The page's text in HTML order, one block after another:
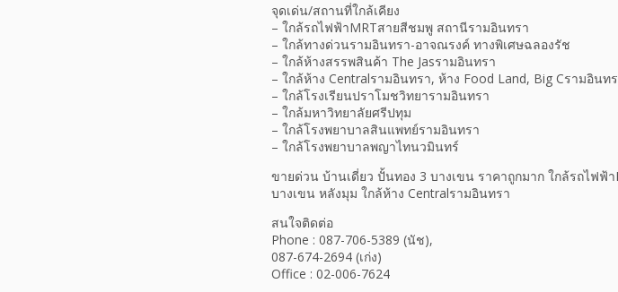
จุดเด่น/สถานที่ใกล้เคียง
– ใกล้รถไฟฟ้าMRTสายสีชมพู สถานีรามอินทรา
– ใกล้ทางด่วนรามอินทรา-อาจณรงค์ ทางพิเศษฉลองรัช
– ใกล้ห้างสรรพสินค้า The Jasรามอินทรา
– ใกล้ห้าง Centralรามอินทรา, ห้าง Food Land, Big Cรามอิน
– ใกล้โรงเรียนปราโมชวิทยารามอินทรา
– ใกล้มหาวิทยาลัยศรีปทุม
– ใกล้โรงพยาบาลสินแพทย์รามอินทรา
– ใกล้โรงพยาบาลพญาไทนวมินทร์
ขายด่วน บ้านเดี่ยว ปั้นทอง 3 บางเขน ราคาถูกมาก ใกล้รถไฟ
บางเขน หลังมุม ใกล้ห้าง Centralรามอินทรา
สนใจติดต่อ
Phone : 087-706-5389 (นัช),
087-674-2694 (เก่ง)
Office : 02-006-7624